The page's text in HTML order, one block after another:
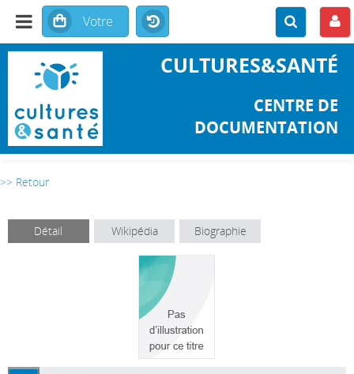
CULTURES&SANTÉ
CENTRE DE
DOCUMENTATION
>> Retour
Détail Wikipédia Biographie